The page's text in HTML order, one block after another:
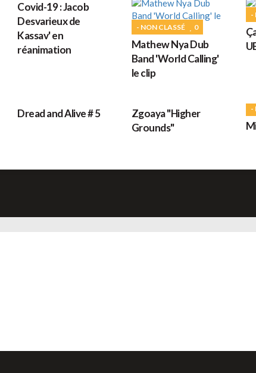
Covid-19 : Jacob
Desvarieux de
Kassav' en
réanimation
- NON CLASSÉ 0
Mathew Nya Dub
Band 'World Calling'
le clip
-
Dread and Alive # 5
Zgoaya "Higher
Grounds"
-